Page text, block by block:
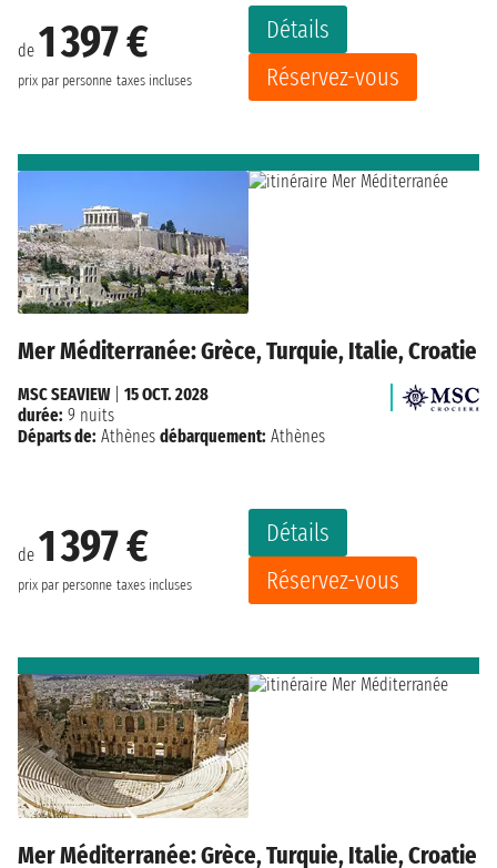
de 1 397 €
prix par personne taxes incluses
Détails
Réservez-vous
Mer Méditerranée: Grèce, Turquie, Italie, Croatie
de 1 397 €
prix par personne taxes incluses
Détails
Réservez-vous
MSC SEAVIEW| 15 OCT. 2028
durée: 9 nuits
Départs de: Athènes débarquement: Athènes
Mer Méditerranée: Grèce, Turquie, Italie, Croatie